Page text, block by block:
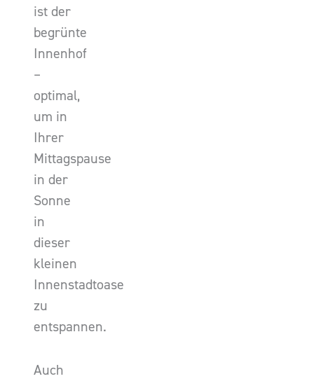
ist der
begrünte
Innenhof
–
optimal,
um in
Ihrer
Mittagspause
in der
Sonne
in
dieser
kleinen
Innenstadtoase
zu
entspannen.
Auch